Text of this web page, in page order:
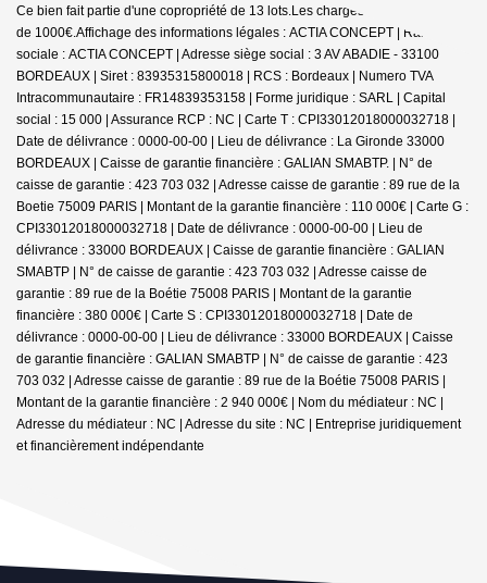
Ce bien fait partie d'une copropriété de 13 lots.Les charges annuelles sont
de 1000€.Affichage des informations légales : ACTIA CONCEPT | Raison
sociale : ACTIA CONCEPT | Adresse siège social : 3 AV ABADIE - 33100
BORDEAUX | Siret : 83935315800018 | RCS : Bordeaux | Numero TVA
Intracommunautaire : FR14839353158 | Forme juridique : SARL | Capital
social : 15 000 | Assurance RCP : NC | Carte T : CPI33012018000032718 |
Date de délivrance : 0000-00-00 | Lieu de délivrance : La Gironde 33000
BORDEAUX | Caisse de garantie financière : GALIAN SMABTP. | N° de
caisse de garantie : 423 703 032 | Adresse caisse de garantie : 89 rue de la
Boetie 75009 PARIS | Montant de la garantie financière : 110 000€ | Carte G :
CPI33012018000032718 | Date de délivrance : 0000-00-00 | Lieu de
délivrance : 33000 BORDEAUX | Caisse de garantie financière : GALIAN
SMABTP | N° de caisse de garantie : 423 703 032 | Adresse caisse de
garantie : 89 rue de la Boétie 75008 PARIS | Montant de la garantie
financière : 380 000€ | Carte S : CPI33012018000032718 | Date de
délivrance : 0000-00-00 | Lieu de délivrance : 33000 BORDEAUX | Caisse
de garantie financière : GALIAN SMABTP | N° de caisse de garantie : 423
703 032 | Adresse caisse de garantie : 89 rue de la Boétie 75008 PARIS |
Montant de la garantie financière : 2 940 000€ | Nom du médiateur : NC |
Adresse du médiateur : NC | Adresse du site : NC | Entreprise juridiquement
et financièrement indépendante